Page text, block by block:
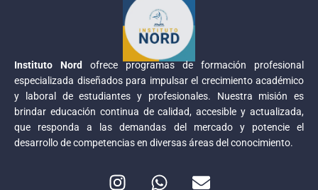
Instituto Nord
ofrece programas de formación profesional
especializada diseñados para impulsar el crecimiento académico
y laboral de estudiantes y profesionales. Nuestra misión es
brindar educación continua de calidad, accesible y actualizada,
que responda a las demandas del mercado y potencie el
desarrollo de competencias en diversas áreas del conocimiento.